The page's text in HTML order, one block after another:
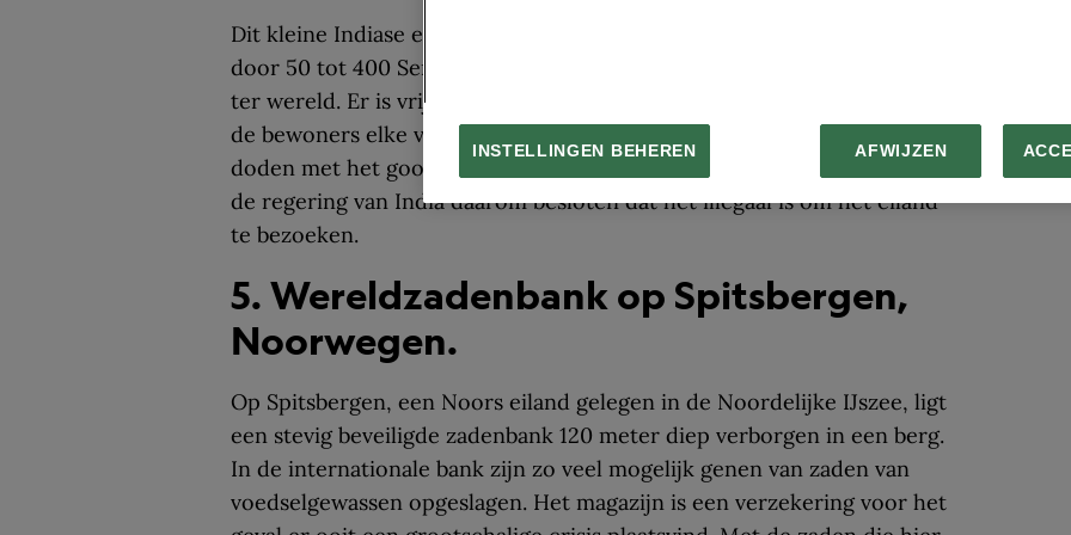
Dit kleine Indiase eiland midden in de Baai van Bengalen wordt bewoond
door 50 tot 400 Sentinelezen, één van de laatste geïsoleerde volkeren
ter wereld. Er is vrij weinig bekend over het dicht beboste eiland omdat
de bewoners elke vreemdeling die het eiland betreedt, proberen te
doden met het gooien van stenen en speren. Uit veiligheidsreden heeft
de regering van India daarom besloten dat het illegaal is om het eiland
te bezoeken.
5. Wereldzadenbank op Spitsbergen,
Noorwegen.
Op Spitsbergen, een Noors eiland gelegen in de Noordelijke IJszee, ligt
een stevig beveiligde zadenbank 120 meter diep verborgen in een berg.
In de internationale bank zijn zo veel mogelijk genen van zaden van
voedselgewassen opgeslagen. Het magazijn is een verzekering voor het
INSTELLINGEN BEHEREN AFWIJZEN